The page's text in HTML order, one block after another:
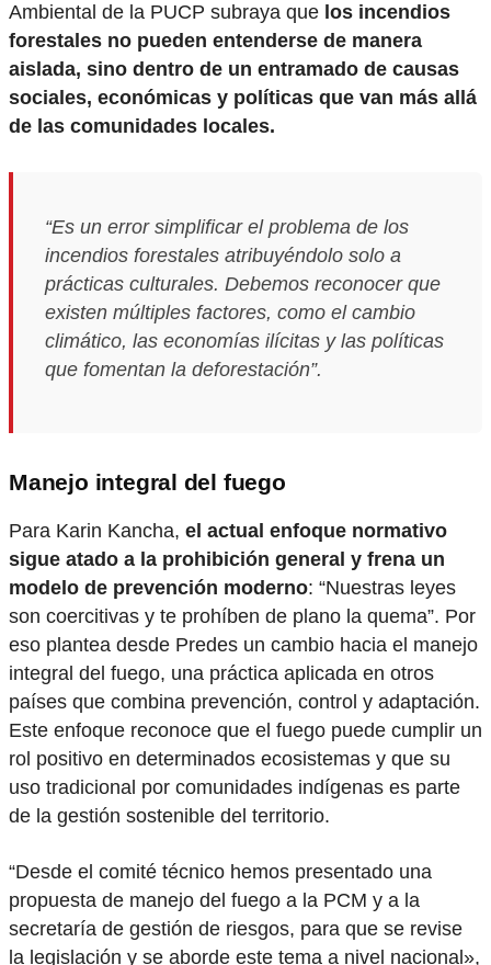
Ambiental de la PUCP subraya que los incendios
forestales no pueden entenderse de manera
aislada, sino dentro de un entramado de causas
sociales, económicas y políticas que van más allá
de las comunidades locales.
“Es un error simplificar el problema de los
incendios forestales atribuyéndolo solo a
prácticas culturales. Debemos reconocer que
existen múltiples factores, como el cambio
climático, las economías ilícitas y las políticas
que fomentan la deforestación”.
Manejo integral del fuego
Para Karin Kancha, el actual enfoque normativo
sigue atado a la prohibición general y frena un
modelo de prevención moderno: “Nuestras leyes
son coercitivas y te prohíben de plano la quema”. Por
eso plantea desde Predes un cambio hacia el manejo
integral del fuego, una práctica aplicada en otros
países que combina prevención, control y adaptación.
Este enfoque reconoce que el fuego puede cumplir un
rol positivo en determinados ecosistemas y que su
uso tradicional por comunidades indígenas es parte
de la gestión sostenible del territorio.
“Desde el comité técnico hemos presentado una
propuesta de manejo del fuego a la PCM y a la
secretaría de gestión de riesgos, para que se revise
la legislación y se aborde este tema a nivel nacional»,